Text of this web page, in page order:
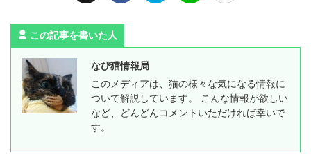
この記事を書いた人
なび猫情報局
このメディアは、猫の様々な気になる情報に
ついて解説しています。 こんな情報が欲しい
など、どんどんコメントいただければ幸いで
す。